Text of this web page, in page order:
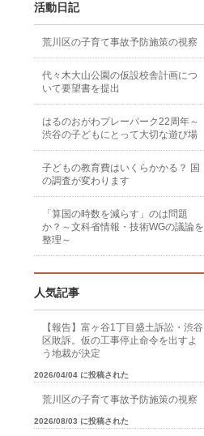
活動日記
荒川区の子育て事故予防施策の視察
代々木大山公園の仮設校舎計画につ
いて要望書を提出
はるのおがわプレーパーク22周年～
渋谷の子どもにとって大切な遊び場
子どもの教育費はいくらかかる？ 国
の調査が変わります
「算国の時数を減らす」のは問題
か？～文科省情報・技術WGの議論を
整理～
人気記事
【報告】富ヶ谷1丁目盛土訴訟・渋谷
区敗訴。仮の工事停止命令を出すよ
う地裁が決定
2026/04/04 に投稿された
荒川区の子育て事故予防施策の視察
2026/08/03 に投稿された